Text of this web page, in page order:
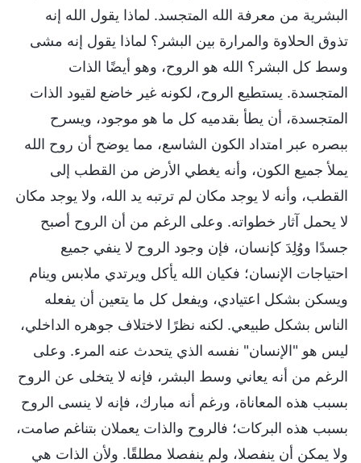
البشرية من معرفة الله المتجسد. لماذا يقول الله إنه
تذوق الحلاوة والمرارة بين البشر؟ لماذا يقول إنه مشى
وسط كل البشر؟ الله هو الروح، وهو أيضًا الذات
المتجسدة. يستطيع الروح، لكونه غير خاضع لقيود الذات
المتجسدة، أن يطأ بقدميه كل ما هو موجود، ويسرح
ببصره عبر امتداد الكون الشاسع، مما يوضح أن روح الله
يملأ جميع الكون، وأنه يغطي الأرض من القطب إلى
القطب، وأنه لا يوجد مكان لم ترتبه يد الله، ولا يوجد مكان
لا يحمل آثار خطواته. وعلى الرغم من أن الروح أصبح
جسدًا ووُلِدَ كإنسان، فإن وجود الروح لا ينفي جميع
احتياجات الإنسان؛ فكيان الله يأكل ويرتدي ملابس وينام
ويسكن بشكل اعتيادي، ويفعل كل ما يتعين أن يفعله
الناس بشكل طبيعي. لكنه نظرًا لاختلاف جوهره الداخلي،
ليس هو "الإنسان" نفسه الذي يتحدث عنه المرء. وعلى
الرغم من أنه يعاني وسط البشر، فإنه لا يتخلى عن الروح
بسبب هذه المعاناة، ورغم أنه مبارك، فإنه لا ينسى الروح
بسبب هذه البركات؛ فالروح والذات يعملان بتناغم صامت،
ولا يمكن أن ينفصلا، ولم ينفصلا مطلقًا. ولأن الذات هي